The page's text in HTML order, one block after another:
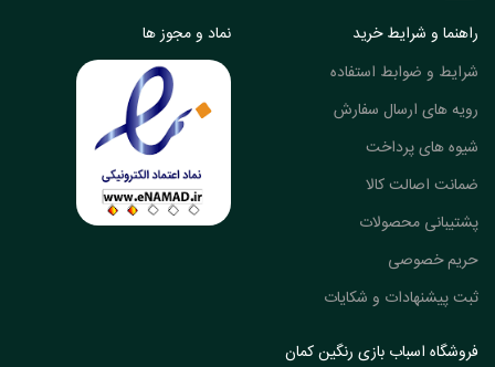
راهنما و شرایط خرید
شرایط و ضوابط استفاده
رویه های ارسال سفارش
شیوه های پرداخت
ضمانت اصالت کالا
پشتیبانی محصولات
حریم خصوصی
ثبت پیشنهادات و شکایات
نماد و مجوز ها
فروشگاه اسباب بازی رنگین کمان